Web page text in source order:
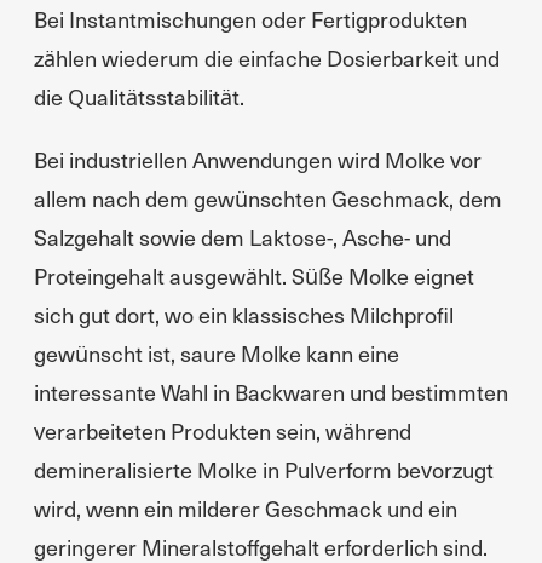
Bei Instantmischungen oder Fertigprodukten
zählen wiederum die einfache Dosierbarkeit und
die Qualitätsstabilität.
Bei industriellen Anwendungen wird Molke vor
allem nach dem gewünschten Geschmack, dem
Salzgehalt sowie dem Laktose-, Asche- und
Proteingehalt ausgewählt. Süße Molke eignet
sich gut dort, wo ein klassisches Milchprofil
gewünscht ist, saure Molke kann eine
interessante Wahl in Backwaren und bestimmten
verarbeiteten Produkten sein, während
demineralisierte Molke in Pulverform bevorzugt
wird, wenn ein milderer Geschmack und ein
geringerer Mineralstoffgehalt erforderlich sind.